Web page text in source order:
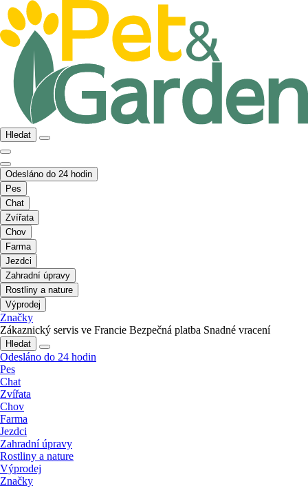
Hledat
Odesláno do 24 hodin
Pes
Chat
Zvířata
Chov
Farma
Jezdci
Zahradní úpravy
Rostliny a nature
Výprodej
Značky
Zákaznický servis ve Francie Bezpečná platba Snadné vracení
Hledat
Odesláno do 24 hodin
Pes
Chat
Zvířata
Chov
Farma
Jezdci
Zahradní úpravy
Rostliny a nature
Výprodej
Značky